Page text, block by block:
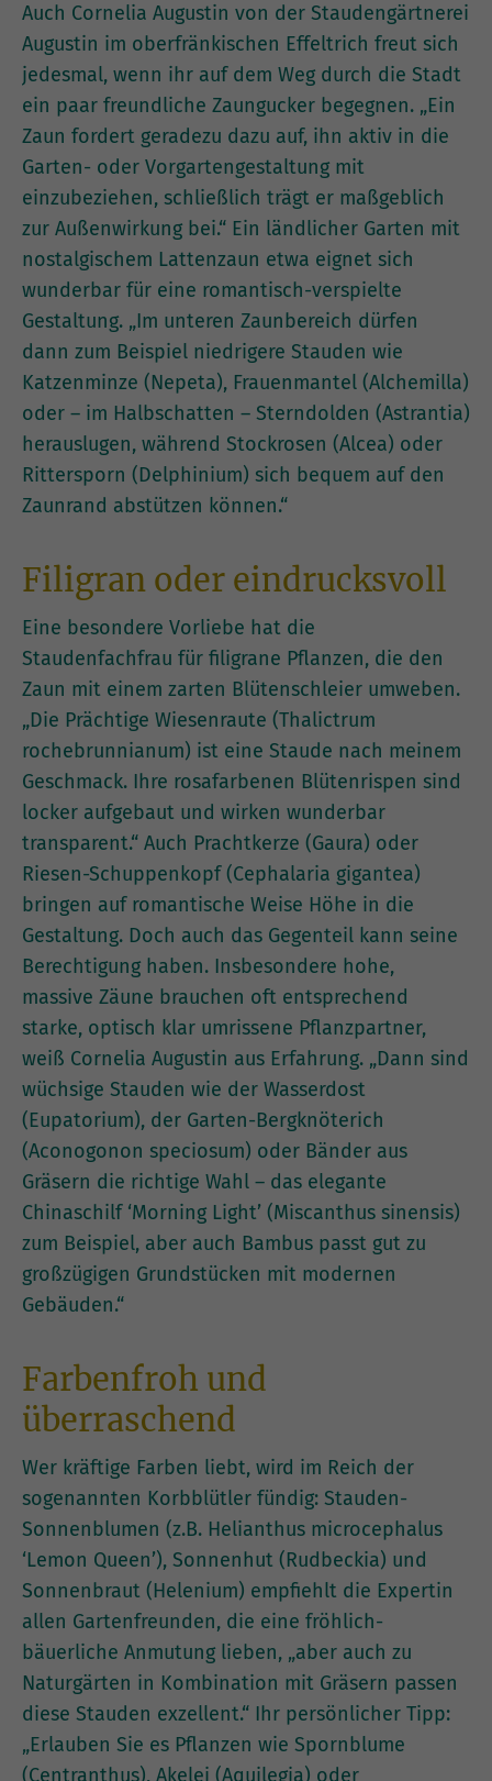
Auch Cornelia Augustin von der Staudengärtnerei
Augustin im oberfränkischen Effeltrich freut sich
jedesmal, wenn ihr auf dem Weg durch die Stadt
ein paar freundliche Zaungucker begegnen. „Ein
Zaun fordert geradezu dazu auf, ihn aktiv in die
Garten- oder Vorgartengestaltung mit
einzubeziehen, schließlich trägt er maßgeblich
zur Außenwirkung bei.“ Ein ländlicher Garten mit
nostalgischem Lattenzaun etwa eignet sich
wunderbar für eine romantisch-verspielte
Gestaltung. „Im unteren Zaunbereich dürfen
dann zum Beispiel niedrigere Stauden wie
Katzenminze (Nepeta), Frauenmantel (Alchemilla)
oder – im Halbschatten – Sterndolden (Astrantia)
herauslugen, während Stockrosen (Alcea) oder
Rittersporn (Delphinium) sich bequem auf den
Zaunrand abstützen können.“
Filigran oder eindrucksvoll
Eine besondere Vorliebe hat die
Staudenfachfrau für filigrane Pflanzen, die den
Zaun mit einem zarten Blütenschleier umweben.
„Die Prächtige Wiesenraute (Thalictrum
rochebrunnianum) ist eine Staude nach meinem
Geschmack. Ihre rosafarbenen Blütenrispen sind
locker aufgebaut und wirken wunderbar
transparent.“ Auch Prachtkerze (Gaura) oder
Riesen-Schuppenkopf (Cephalaria gigantea)
bringen auf romantische Weise Höhe in die
Gestaltung. Doch auch das Gegenteil kann seine
Berechtigung haben. Insbesondere hohe,
massive Zäune brauchen oft entsprechend
starke, optisch klar umrissene Pflanzpartner,
weiß Cornelia Augustin aus Erfahrung. „Dann sind
wüchsige Stauden wie der Wasserdost
(Eupatorium), der Garten-Bergknöterich
(Aconogonon speciosum) oder Bänder aus
Gräsern die richtige Wahl – das elegante
Chinaschilf ‘Morning Light’ (Miscanthus sinensis)
zum Beispiel, aber auch Bambus passt gut zu
großzügigen Grundstücken mit modernen
Gebäuden.“
Farbenfroh und
überraschend
Wer kräftige Farben liebt, wird im Reich der
sogenannten Korbblütler fündig: Stauden-
Sonnenblumen (z.B. Helianthus microcephalus
‘Lemon Queen’), Sonnenhut (Rudbeckia) und
Sonnenbraut (Helenium) empfiehlt die Expertin
allen Gartenfreunden, die eine fröhlich-
bäuerliche Anmutung lieben, „aber auch zu
Naturgärten in Kombination mit Gräsern passen
diese Stauden exzellent.“ Ihr persönlicher Tipp:
„Erlauben Sie es Pflanzen wie Spornblume
(Centranthus), Akelei (Aquilegia) oder